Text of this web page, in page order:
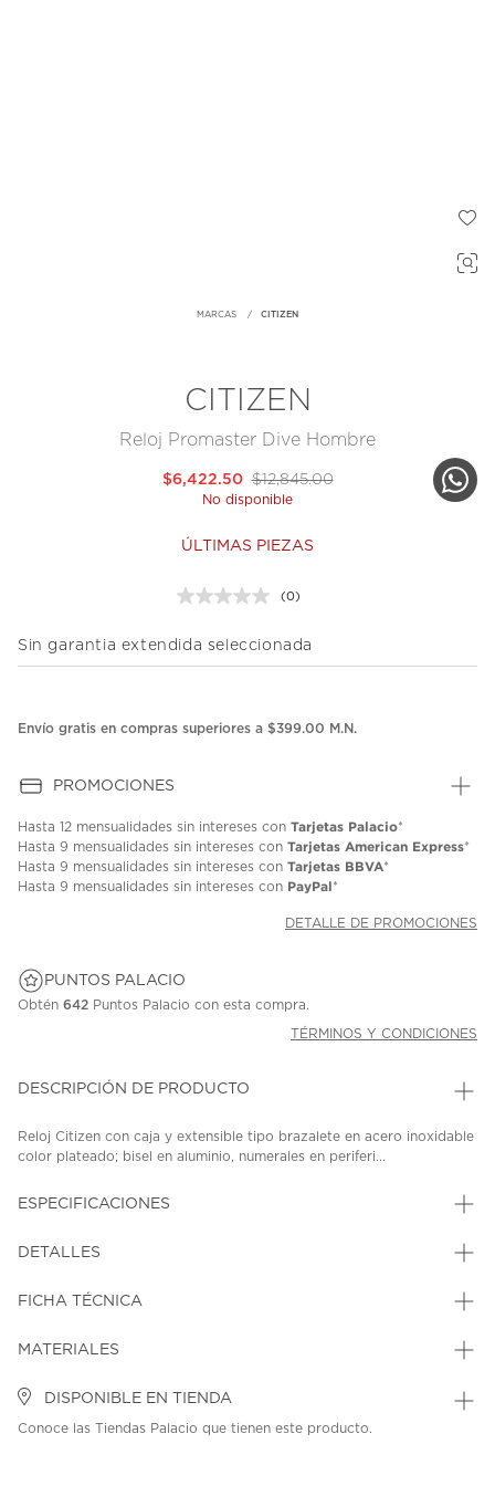
MARCAS CITIZEN
CITIZEN
Reloj Promaster Dive Hombre
$12,845.00
$6,422.50
No disponible
ÚLTIMAS PIEZAS
Sin
Enlace
(0)
Sin garantia extendida seleccionada
Envío gratis en compras superiores a $399.00 M.N.
PROMOCIONES
Hasta 12 mensualidades sin intereses con Tarjetas Palacio*
Hasta 9 mensualidades sin intereses con Tarjetas American Express*
Hasta 9 mensualidades sin intereses con Tarjetas BBVA*
Hasta 9 mensualidades sin intereses con PayPal*
DETALLE DE PROMOCIONES
PUNTOS PALACIO
Obtén 642 Puntos Palacio con esta compra.
TÉRMINOS Y CONDICIONES
DESCRIPCIÓN DE PRODUCTO
Reloj Citizen con caja y extensible tipo brazalete en acero inoxidable
color plateado; bisel en aluminio, numerales en periferi...
ESPECIFICACIONES
DETALLES
FICHA TÉCNICA
MATERIALES
DISPONIBLE EN TIENDA
Conoce las Tiendas Palacio que tienen este producto.